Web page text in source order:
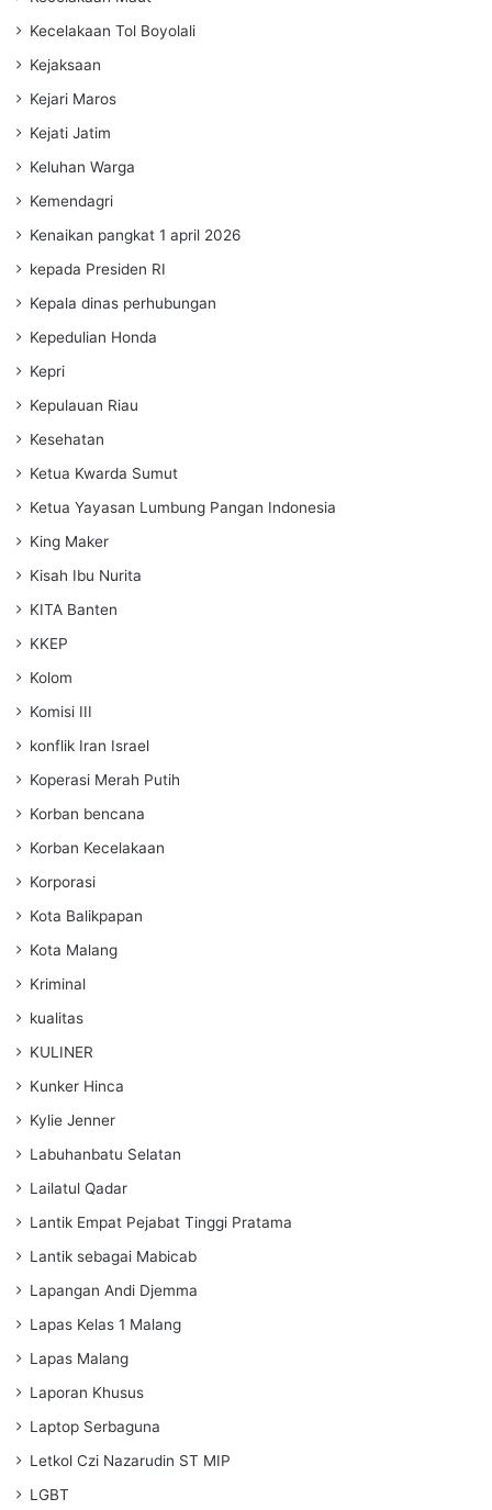
Kecelakaan Tol Boyolali
Kejaksaan
Kejari Maros
Kejati Jatim
Keluhan Warga
Kemendagri
Kenaikan pangkat 1 april 2026
kepada Presiden RI
Kepala dinas perhubungan
Kepedulian Honda
Kepri
Kepulauan Riau
Kesehatan
Ketua Kwarda Sumut
Ketua Yayasan Lumbung Pangan Indonesia
King Maker
Kisah Ibu Nurita
KITA Banten
KKEP
Kolom
Komisi III
konflik Iran Israel
Koperasi Merah Putih
Korban bencana
Korban Kecelakaan
Korporasi
Kota Balikpapan
Kota Malang
Kriminal
kualitas
KULINER
Kunker Hinca
Kylie Jenner
Labuhanbatu Selatan
Lailatul Qadar
Lantik Empat Pejabat Tinggi Pratama
Lantik sebagai Mabicab
Lapangan Andi Djemma
Lapas Kelas 1 Malang
Lapas Malang
Laporan Khusus
Laptop Serbaguna
Letkol Czi Nazarudin ST MIP
LGBT